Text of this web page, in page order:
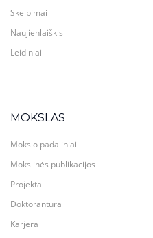
Skelbimai
Naujienlaiškis
Leidiniai
MOKSLAS
Mokslo padaliniai
Mokslinės publikacijos
Projektai
Doktorantūra
Karjera